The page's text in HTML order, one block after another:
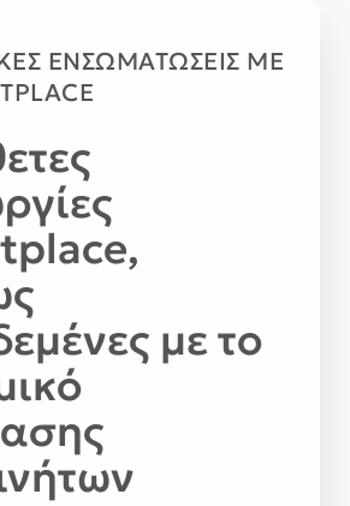
ΕΝΣΩΜΑΤΩΣΕΙΣ ΜΕ
με το